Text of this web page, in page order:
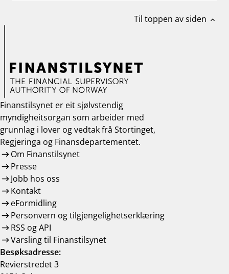
Til toppen av siden expand_less
Finanstilsynet er eit sjølvstendig
myndigheitsorgan som arbeider med
grunnlag i lover og vedtak frå Stortinget,
Regjeringa og Finansdepartementet.
Om Finanstilsynet
Presse
Jobb hos oss
Kontakt
eFormidling
Personvern og tilgjengelighetserklæring
RSS og API
Varsling til Finanstilsynet
Besøksadresse:
Revierstredet 3